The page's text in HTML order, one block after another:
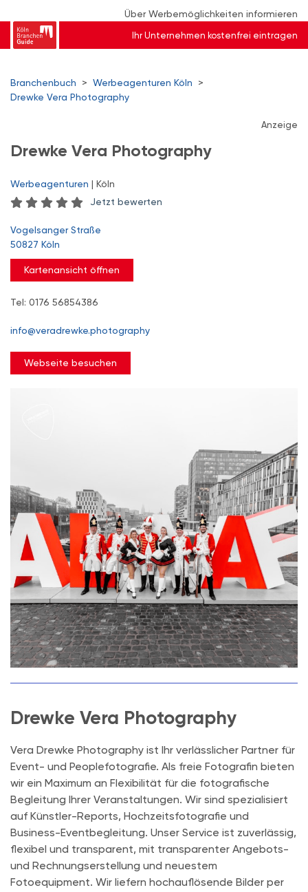
Über Werbemöglichkeiten informieren
Ihr Unternehmen kostenfrei eintragen
Branchenbuch > Werbeagenturen Köln
>
Drewke Vera Photography
Anzeige
Drewke Vera Photography
Werbeagenturen | Köln
Jetzt bewerten
Vogelsanger Straße
50827 Köln
Kartenansicht öffnen
Tel: 0176 56854386
info@veradrewke.photography
Webseite besuchen
Drewke Vera Photography
Vera Drewke Photography ist Ihr verlässlicher Partner für
Event- und Peoplefotografie. Als freie Fotografin bieten
wir ein Maximum an Flexibilität für die fotografische
Begleitung Ihrer Veranstaltungen. Wir sind spezialisiert
auf Künstler-Reports, Hochzeitsfotografie und
Business-Eventbegleitung. Unser Service ist zuverlässig,
flexibel und transparent, mit transparenter Angebots-
und Rechnungserstellung und neuestem
Fotoequipment. Wir liefern hochauflösende Bilder per